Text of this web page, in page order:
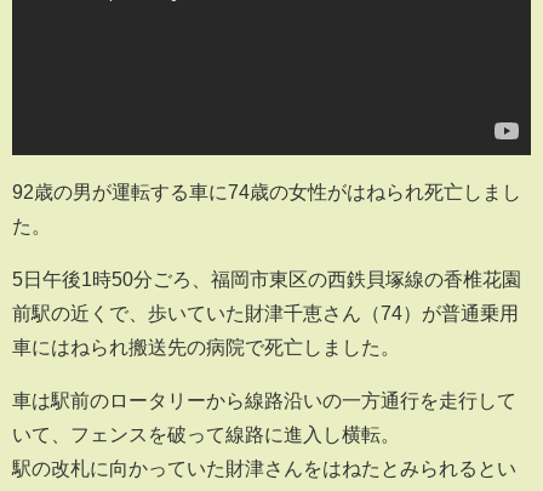
92歳の男が運転する車に74歳の女性がはねられ死亡しまし
た。
5日午後1時50分ごろ、福岡市東区の西鉄貝塚線の香椎花園
前駅の近くで、歩いていた財津千恵さん（74）が普通乗用
車にはねられ搬送先の病院で死亡しました。
車は駅前のロータリーから線路沿いの一方通行を走行して
いて、フェンスを破って線路に進入し横転。
駅の改札に向かっていた財津さんをはねたとみられるとい